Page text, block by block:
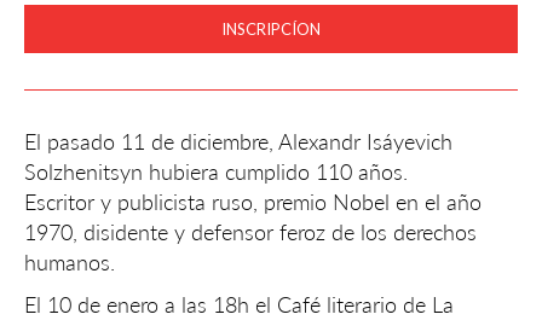
INSCRIPCÍON
El pasado 11 de diciembre, Alexandr Isáyevich
Solzhenitsyn hubiera cumplido 110 años.
Escritor y publicista ruso, premio Nobel en el año
1970, disidente y defensor feroz de los derechos
humanos.
El 10 de enero a las 18h el Café literario de La